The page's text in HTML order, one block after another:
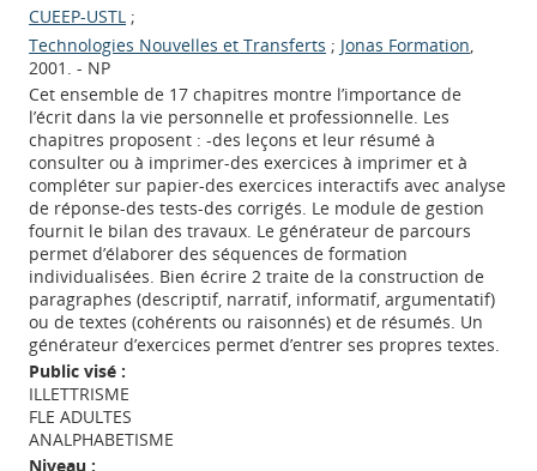
CUEEP-USTL ;
Technologies Nouvelles et Transferts ; Jonas Formation,
2001. - NP
Cet ensemble de 17 chapitres montre l’importance de
l’écrit dans la vie personnelle et professionnelle. Les
chapitres proposent : -des leçons et leur résumé à
consulter ou à imprimer-des exercices à imprimer et à
compléter sur papier-des exercices interactifs avec analyse
de réponse-des tests-des corrigés. Le module de gestion
fournit le bilan des travaux. Le générateur de parcours
permet d’élaborer des séquences de formation
individualisées. Bien écrire 2 traite de la construction de
paragraphes (descriptif, narratif, informatif, argumentatif)
ou de textes (cohérents ou raisonnés) et de résumés. Un
générateur d’exercices permet d’entrer ses propres textes.
Public visé :
ILLETTRISME
FLE ADULTES
ANALPHABETISME
Niveau :